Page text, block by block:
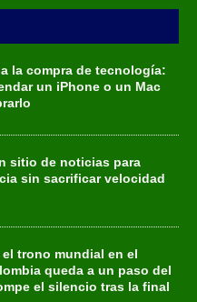
la compra de tecnología:
un iPhone o un Mac
sitio de noticias para
sin sacrificar velocidad
el trono mundial en el
queda a un paso del
el silencio tras la final